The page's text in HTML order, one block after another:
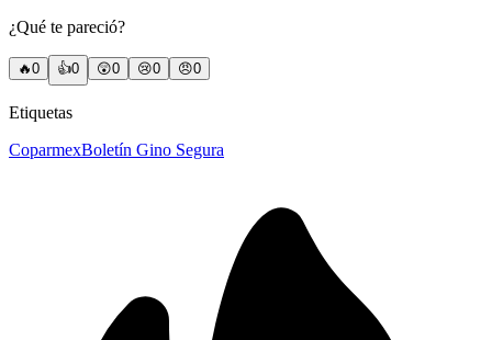
¿Qué te pareció?
🔥0 👍0 😲0 😢0 😠0
Etiquetas
CoparmexBoletín Gino Segura